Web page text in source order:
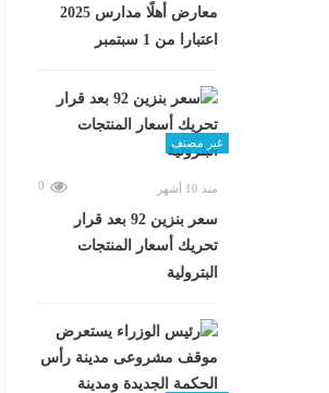
معارض أهلًا مدارس 2025
اعتبارا من 1 سبتمبر
غير مصنف
منذ 10 أشهر 0
سعر بنزين 92 بعد قرار
تحريك أسعار المنتجات
البترولية